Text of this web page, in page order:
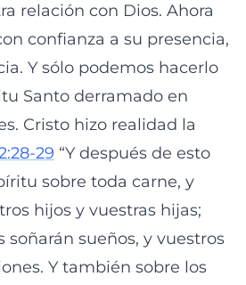
relación con Dios. Ahora
confianza a su presencia,
Y sólo podemos hacerlo
Santo derramado en
Cristo hizo realidad la
29 “Y después de esto
sobre toda carne, y
hijos y vuestras hijas;
soñarán sueños, y vuestros
Y también sobre los